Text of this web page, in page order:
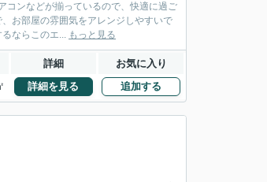
コンなどが揃っているので、快適に過ご
お部屋の雰囲気をアレンジしやすいで
ならこのエ... もっと見る
詳細 お気に入り
詳細を見る 追加する